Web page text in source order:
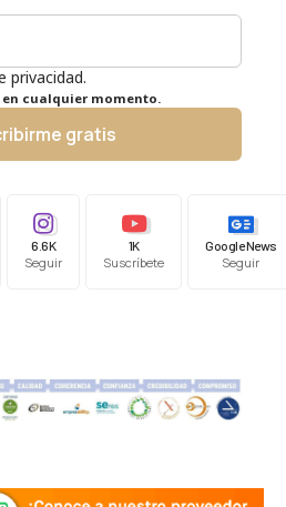
privacidad.
cualquier momento.
gratis
6.6K
Seguir
1K
Suscríbete
Google News
Seguir